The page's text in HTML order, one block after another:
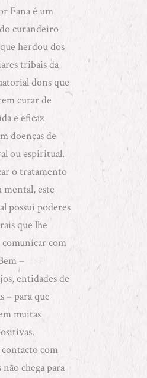
Fanaé um
curandeiro
herdou dos
tribais da
dons que
curar de
e eficaz
doenças de
ou espiritual.
o tratamento
este
possui poderes
que lhe
com
–
entidades de
– para que
muitas
com
não chega para